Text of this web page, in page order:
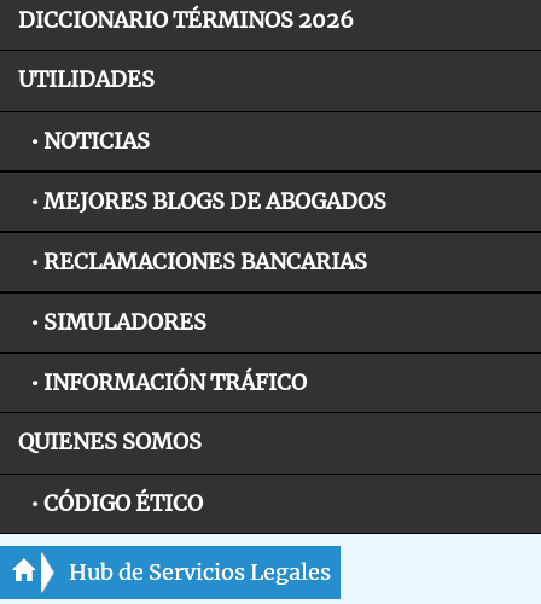
DICCIONARIO TÉRMINOS 2026
UTILIDADES
• NOTICIAS
• MEJORES BLOGS DE ABOGADOS
• RECLAMACIONES BANCARIAS
• SIMULADORES
• INFORMACIÓN TRÁFICO
QUIENES SOMOS
• CÓDIGO ÉTICO
Hub de Servicios Legales